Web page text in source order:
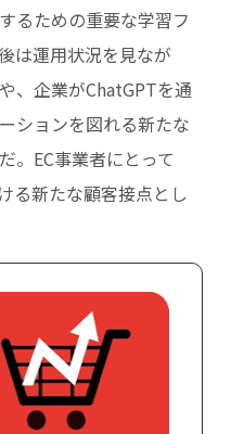
るための重要な学習フ
は運用状況を見なが
、企業がChatGPTを通
ションを図れる新たな
。EC事業者にとって
る新たな顧客接点とし